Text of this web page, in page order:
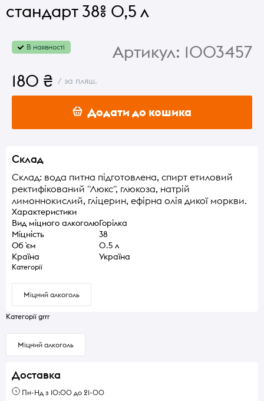
стандарт 38% 0,5 л
В наявності Артикул: 1003457
180 ₴ / за пляш.
Додати до кошика
Склад
Склад: вода питна підготовлена, спирт етиловий
ректифікований "Люкс", глюкоза, натрій
лимоннокислий, гліцерин, ефірна олія дикої моркви.
Характеристики
Вид міцного алкоголюГорілка
Міцність
38
Об `єм
0.5 л
Країна
Україна
Категорії
Міцний алкоголь
Категорії grrr
Міцний алкоголь
Доставка
Пн-Нд з 10:00 до 21-00